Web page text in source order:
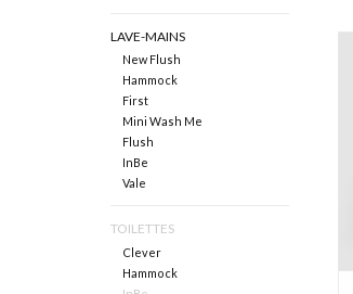
LAVE-MAINS
New Flush
Hammock
First
Mini Wash Me
Flush
InBe
Vale
TOILETTES
Clever
Hammock